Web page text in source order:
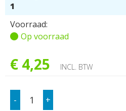
1
Voorraad:
Op voorraad
€ 4,25 INCL. BTW
- +